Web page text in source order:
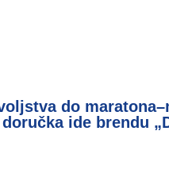
do
ide brendu